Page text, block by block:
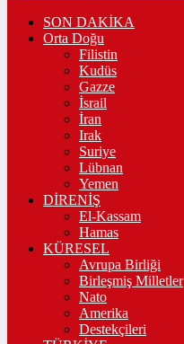
SON DAKİKA
Orta Doğu
Filistin
Kudüs
Gazze
İsrail
İran
Irak
Suriye
Lübnan
Yemen
DİRENİŞ
El-Kassam
Hamas
KÜRESEL
Avrupa Birliği
Birleşmiş Milletler
Nato
Amerika
Destekçileri